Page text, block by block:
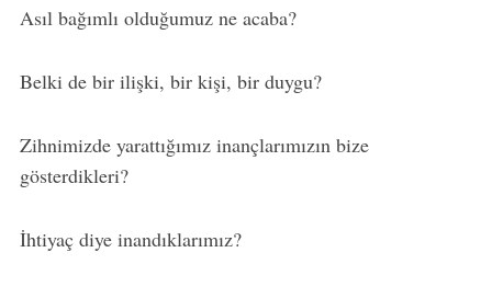
Asıl bağımlı olduğumuz ne acaba?
Belki de bir ilişki, bir kişi, bir duygu?
Zihnimizde yarattığımız inançlarımızın bize
gösterdikleri?
İhtiyaç diye inandıklarımız?